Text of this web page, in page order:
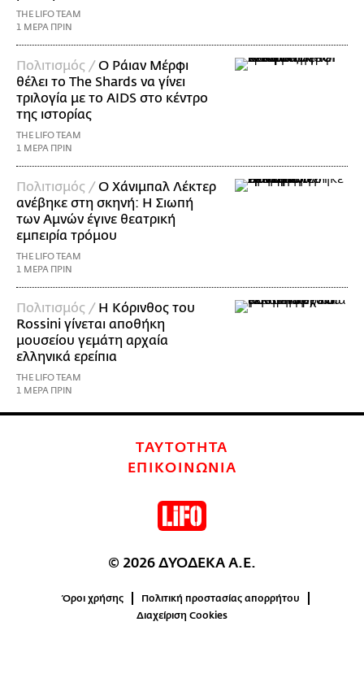
THE LIFO TEAM
1 ΜΕΡΑ ΠΡΙΝ
Πολιτισμός / Ο Ράιαν Μέρφι
θέλει το The Shards να γίνει
τριλογία με το AIDS στο κέντρο
της ιστορίας
THE LIFO TEAM
1 ΜΕΡΑ ΠΡΙΝ
Πολιτισμός / Ο Χάνιμπαλ Λέκτερ
ανέβηκε στη σκηνή: Η Σιωπή
των Αμνών έγινε θεατρική
εμπειρία τρόμου
THE LIFO TEAM
1 ΜΕΡΑ ΠΡΙΝ
Πολιτισμός / Η Κόρινθος του
Rossini γίνεται αποθήκη
μουσείου γεμάτη αρχαία
ελληνικά ερείπια
THE LIFO TEAM
1 ΜΕΡΑ ΠΡΙΝ
ΤΑΥΤΟΤΗΤΑ
ΕΠΙΚΟΙΝΩΝΙΑ
© 2026 ΔΥΟΔΕΚΑ Α.Ε.
Όροι χρήσης
Πολιτική προστασίας απορρήτου
Διαχείριση Cookies